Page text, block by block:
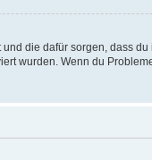
die dafür sorgen, dass
wurden. Wenn du